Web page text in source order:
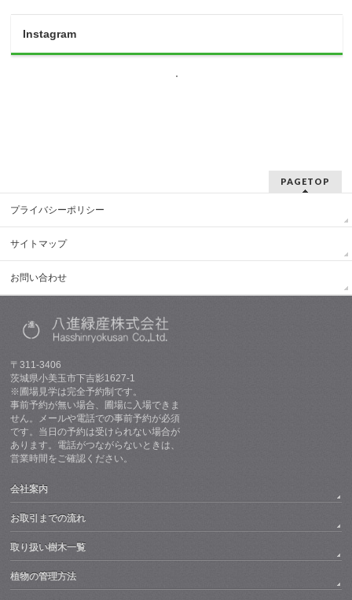
Instagram
PAGETOP
プライバシーポリシー
サイトマップ
お問い合わせ
〒311-3406
茨城県小美玉市下吉影1627-1
※圃場見学は完全予約制です。
事前予約が無い場合、圃場に入場できま
せん。メールや電話での事前予約が必須
です。当日の予約は受けられない場合が
あります。電話がつながらないときは、
営業時間をご確認ください。
会社案内
お取引までの流れ
取り扱い樹木一覧
植物の管理方法